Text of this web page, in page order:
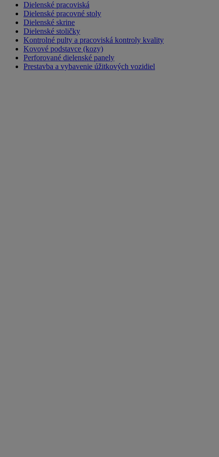
Dielenské pracoviská
Dielenské pracovné stoly
Dielenské skrine
Dielenské stoličky
Kontrolné pulty a pracoviská kontroly kvality
Kovové podstavce (kozy)
Perforované dielenské panely
Prestavba a vybavenie úžitkových vozidiel